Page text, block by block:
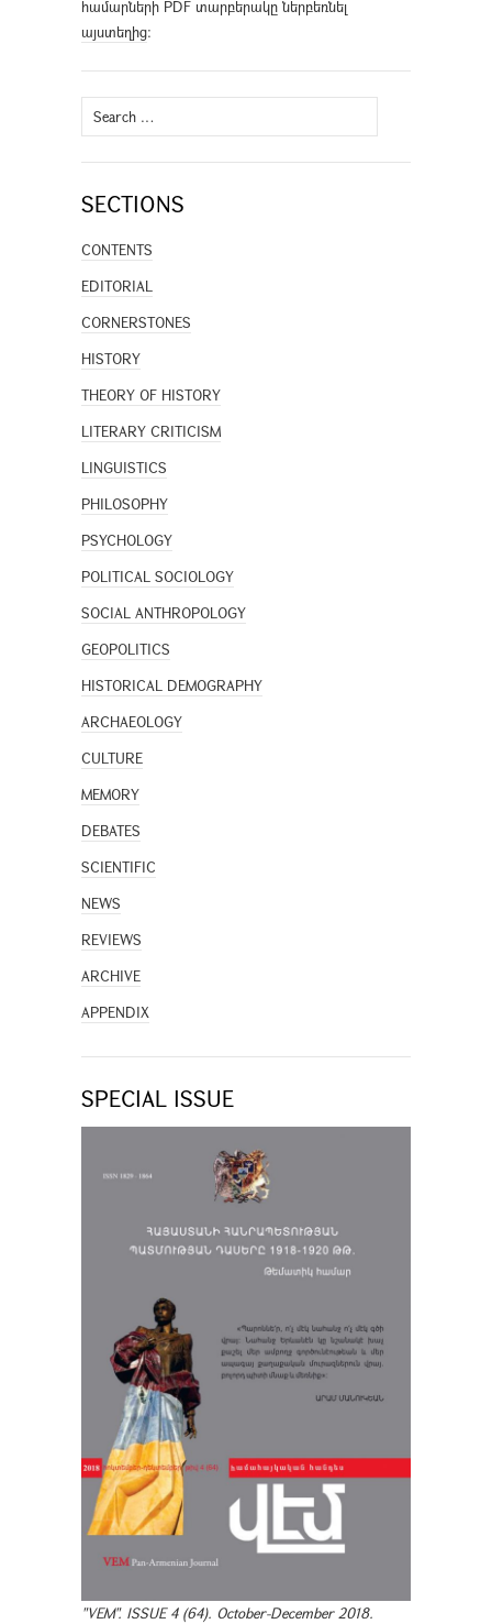
համարների PDF տարբերակը ներբեռնել
այստեղից։
Search
for:
SECTIONS
CONTENTS
EDITORIAL
CORNERSTONES
HISTORY
THEORY OF HISTORY
LITERARY CRITICISM
LINGUISTICS
PHILOSOPHY
PSYCHOLOGY
POLITICAL SOCIOLOGY
SOCIAL ANTHROPOLOGY
GEOPOLITICS
HISTORICAL DEMOGRAPHY
ARCHAEOLOGY
CULTURE
MEMORY
DEBATES
SCIENTIFIC
NEWS
REVIEWS
ARCHIVE
APPENDIX
SPECIAL ISSUE
"VEM". ISSUE 4 (64). October-December 2018.